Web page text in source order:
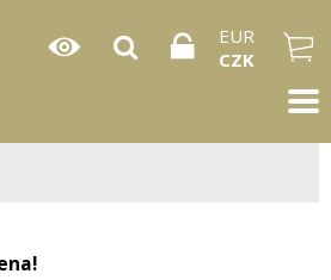
EUR
CZK